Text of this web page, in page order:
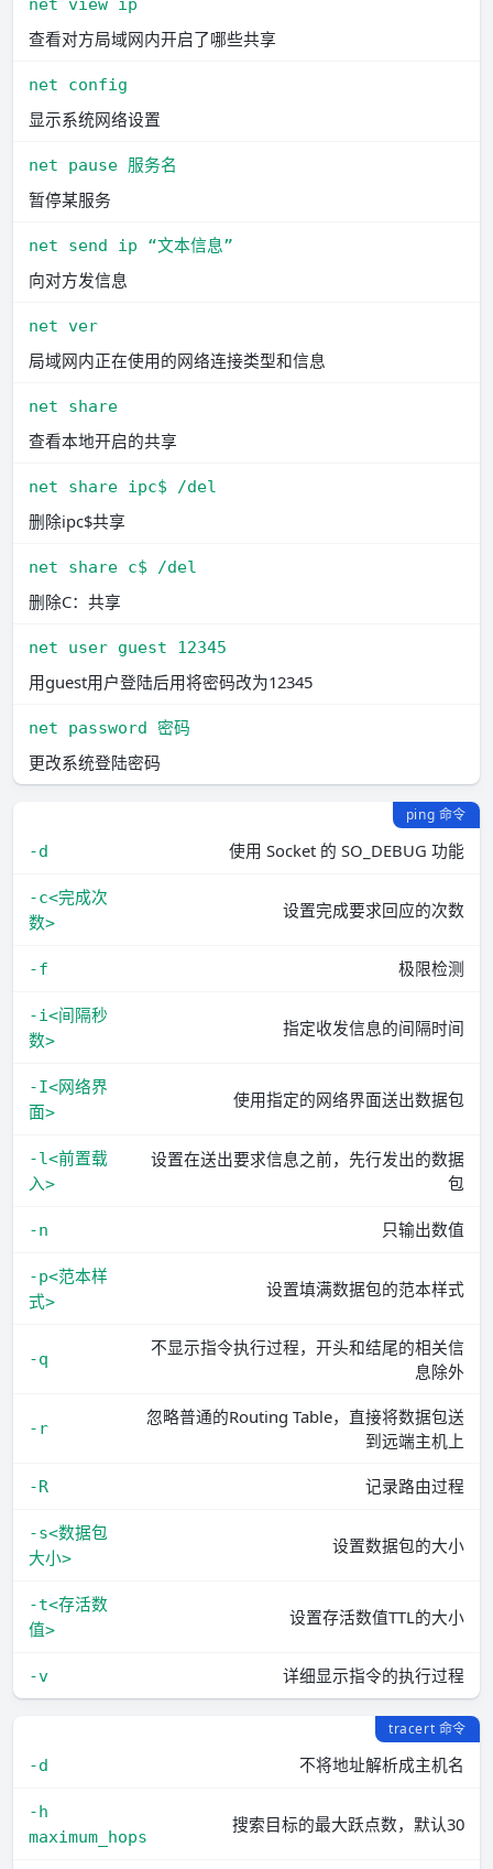
查看对方局域网内开启了哪些共享
net config
显示系统网络设置
net pause 服务名
暂停某服务
net send ip “文本信息”
向对方发信息
net ver
局域网内正在使用的网络连接类型和信息
net share
查看本地开启的共享
net share ipc$ /del
删除ipc$共享
net share c$ /del
删除C：共享
net user guest 12345
用guest用户登陆后用将密码改为12345
net password 密码
更改系统登陆密码
ping 命令
-d
使用 Socket 的 SO_DEBUG 功能
-c<完成次
数>
设置完成要求回应的次数
-f 极限检测
-i<间隔秒
数>
指定收发信息的间隔时间
-I<网络界
面>
使用指定的网络界面送出数据包
-l<前置载
入>
设置在送出要求信息之前，先行发出的数据
包
-n 只输出数值
-p<范本样
式>
设置填满数据包的范本样式
-q
不显示指令执行过程，开头和结尾的相关信
息除外
-r
忽略普通的Routing Table，直接将数据包送
到远端主机上
-R 记录路由过程
-s<数据包
大小>
设置数据包的大小
-t<存活数
值>
设置存活数值TTL的大小
-v 详细显示指令的执行过程
tracert 命令
-d
不将地址解析成主机名
-h
maximum_hops
搜索目标的最大跃点数，默认30